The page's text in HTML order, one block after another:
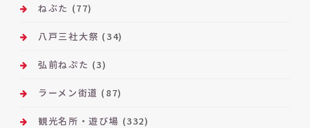
ねぶた (77)
八戸三社大祭 (34)
弘前ねぷた (3)
ラーメン街道 (87)
観光名所・遊び場 (332)